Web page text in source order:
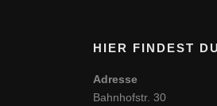
HIER FINDEST
Adresse
Bahnhofstr. 30